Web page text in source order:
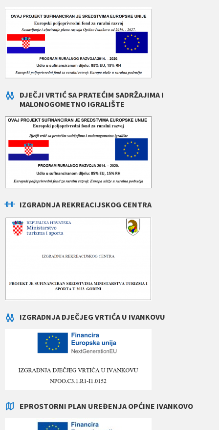
DJEČJI VRTIĆ SA PRATEĆIM SADRŽAJIMA I
MALONOGOMETNO IGRALIŠTE
IZGRADNJA REKREACIJSKOG CENTRA
IZGRADNJA DJEČJEG VRTIĆA U IVANKOVU
EPROSTORNI PLAN UREĐENJA OPĆINE IVANKOVO